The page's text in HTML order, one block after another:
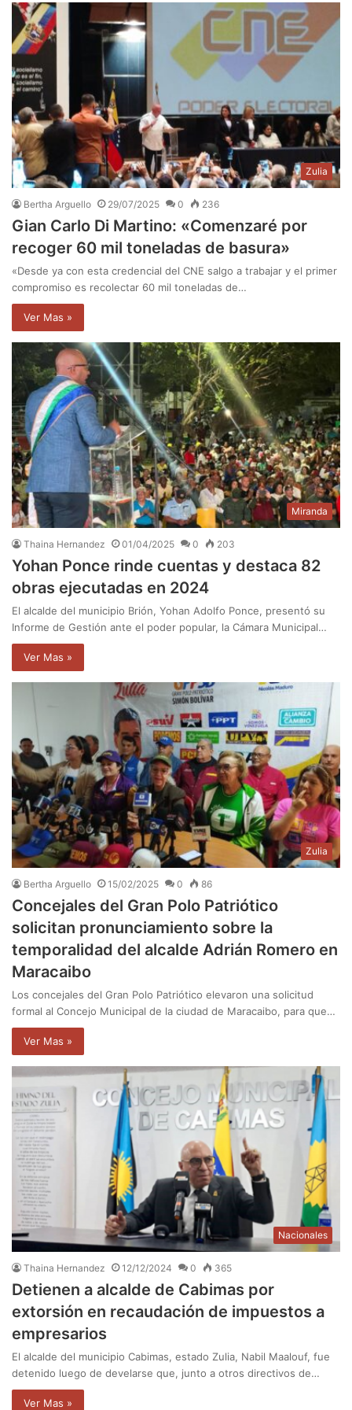
Zulia
Bertha Arguello 29/07/2025 0 236
Gian Carlo Di Martino: «Comenzaré por
recoger 60 mil toneladas de basura»
«Desde ya con esta credencial del CNE salgo a trabajar y el primer
compromiso es recolectar 60 mil toneladas de…
Ver Mas »
Miranda
Thaina Hernandez 01/04/2025 0 203
Yohan Ponce rinde cuentas y destaca 82
obras ejecutadas en 2024
El alcalde del municipio Brión, Yohan Adolfo Ponce, presentó su
Informe de Gestión ante el poder popular, la Cámara Municipal…
Ver Mas »
Zulia
Bertha Arguello 15/02/2025 0 86
Concejales del Gran Polo Patriótico
solicitan pronunciamiento sobre la
temporalidad del alcalde Adrián Romero en
Maracaibo
Los concejales del Gran Polo Patriótico elevaron una solicitud
formal al Concejo Municipal de la ciudad de Maracaibo, para que…
Ver Mas »
Nacionales
Thaina Hernandez 12/12/2024 0 365
Detienen a alcalde de Cabimas por
extorsión en recaudación de impuestos a
empresarios
El alcalde del municipio Cabimas, estado Zulia, Nabil Maalouf, fue
detenido luego de develarse que, junto a otros directivos de…
Ver Mas »